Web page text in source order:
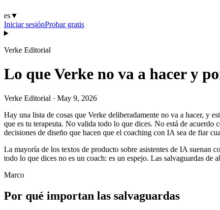
es▼
Iniciar sesiónProbar gratis
Verke Editorial
Lo que Verke no va a hacer y
Verke Editorial · May 9, 2026
Hay una lista de cosas que Verke deliberadamente no va a hacer, y
que es tu terapeuta. No valida todo lo que dices. No está de
decisiones de diseño que hacen que el coaching con IA sea de fiar
La mayoría de los textos de producto sobre asistentes de IA suenan
todo lo que dices no es un coach: es un espejo. Las salvaguardas
Marco
Por qué importan las salvaguardas